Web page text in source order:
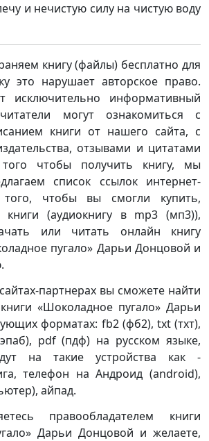
и нечистую силу на чистую воду
книгу (файлы) бесплатно для
это нарушает авторское право.
исключительно информативный
могут ознакомиться с
книги от нашего сайта, с
отзывами и цитатами
чтобы получить книгу, мы
список ссылок интернет-
того, чтобы вы смогли купить,
книги (аудиокнигу в mp3 (мп3)),
или читать онлайн книгу
пугало» Дарьи Донцовой и
партнерах вы сможете найти
«Шоколадное пугало» Дарьи
форматах: fb2 (фб2), txt (тхт),
pdf (пдф) на русском языке,
на такие устройства как -
телефон на Андроид (android),
айпад.
правообладателем книги
Дарьи Донцовой и желаете,